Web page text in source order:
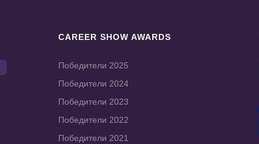
CAREER SHOW AWARDS
Победители 2025
Победители 2024
Победители 2023
Победители 2022
Победители 2021